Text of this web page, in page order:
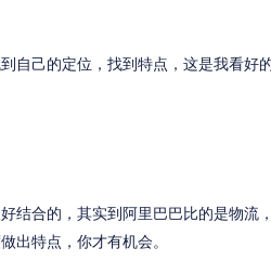
自己的定位，找到特点，这是我看好
结合的，其实到阿里巴巴比的是物流
出特点，你才有机会。